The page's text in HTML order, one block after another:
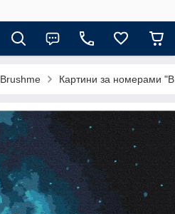
Brushme Картини за номерами